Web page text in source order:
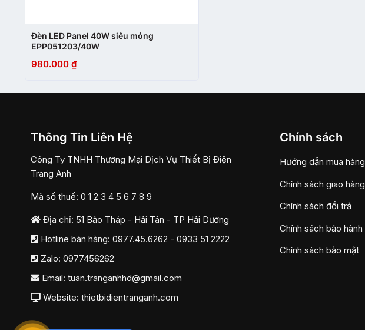
Đèn LED Panel 40W siêu mỏng
EPP051203/40W
980.000 ₫
Thông Tin Liên Hệ
Công Ty TNHH Thương Mại Dịch Vụ Thiết Bị Điện
Trang Anh
Mã số thuế: 0 1 2 3 4 5 6 7 8 9
Địa chỉ: 51 Bảo Tháp - Hải Tân - TP Hải Dương
Hotline bán hàng: 0977.45.6262 - 0933 51 2222
Zalo: 0977456262
Email: tuan.tranganhhd@gmail.com
Website: thietbidientranganh.com
Chính sách
Hướng dẫn mua hàng
Chính sách giao hàng
Chính sách đổi trả
Chính sách bảo hành
Chính sách bảo mật